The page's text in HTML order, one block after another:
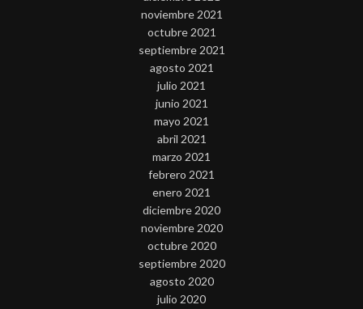
noviembre 2021
octubre 2021
septiembre 2021
agosto 2021
julio 2021
junio 2021
mayo 2021
abril 2021
marzo 2021
febrero 2021
enero 2021
diciembre 2020
noviembre 2020
octubre 2020
septiembre 2020
agosto 2020
julio 2020